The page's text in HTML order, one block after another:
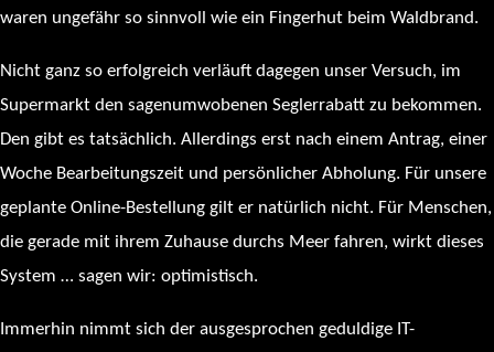
waren ungefähr so sinnvoll wie ein Fingerhut beim Waldbrand.
Nicht ganz so erfolgreich verläuft dagegen unser Versuch, im
Supermarkt den sagenumwobenen Seglerrabatt zu bekommen.
Den gibt es tatsächlich. Allerdings erst nach einem Antrag, einer
Woche Bearbeitungszeit und persönlicher Abholung. Für unsere
geplante Online-Bestellung gilt er natürlich nicht. Für Menschen,
die gerade mit ihrem Zuhause durchs Meer fahren, wirkt dieses
System … sagen wir: optimistisch.
Immerhin nimmt sich der ausgesprochen geduldige IT-